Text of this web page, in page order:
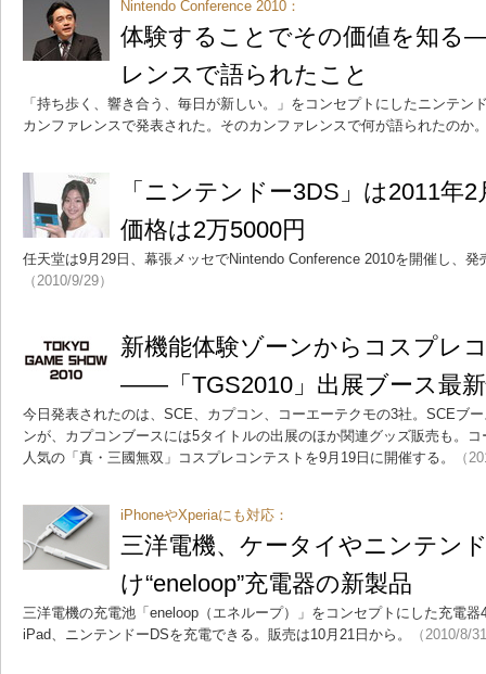
Nintendo Conference 2010：
体験することでその価値を知
レンスで語られたこと
「持ち歩く、響き合う、毎日が新しい。」をコンセプトにしたニンテン
カンファレンスで発表された。そのカンファレンスで何が語られたのか
「ニンテンドー3DS」は2011
価格は2万5000円
任天堂は9月29日、幕張メッセでNintendo Conference 2010を開催し、
（2010/9/29）
新機能体験ゾーンからコスプレ
――「TGS2010」出展ブース最
今日発表されたのは、SCE、カプコン、コーエーテクモの3社。SCEブ
ンが、カプコンブースには5タイトルの出展のほか関連グッズ販売も。
人気の「真・三國無双」コスプレコンテストを9月19日に開催する。
（
iPhoneやXperiaにも対応：
三洋電機、ケータイやニンテン
け“eneloop”充電器の新製品
三洋電機の充電池「eneloop（エネループ）」をコンセプトにした充電
iPad、ニンテンドーDSを充電できる。販売は10月21日から。
（2010/8/